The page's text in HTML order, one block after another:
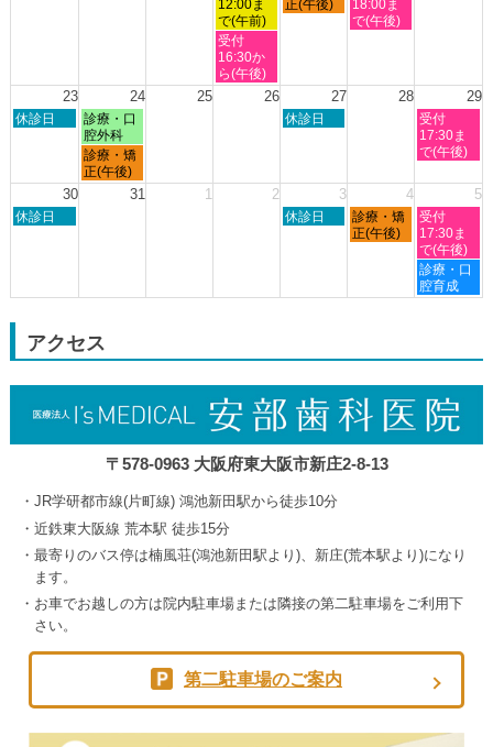
12th
2026
13th
14th
2026
2026
日,
8
月
19th
2026
12:00ま
で(午前)
2026
正(午後)
日,
2026
18:00ま
で(午後)
2026
水
曜
日,
8
受付
16:30か
ら(午後)
23 24 25 26 27 28 29
日
月
2026
休診日
月
曜
日,
8
月
診療・口
腔外科
木
月
2026
休診日
土
曜
日,
月
2026
受付
17:30ま
で(午後)
月
曜
日,
診療・矯
正(午後)
30 31 1 2 3 4 5
日
30th
休診日
木
3rd
休診日
金
曜
4th
診療・矯
正(午後)
土
曜
日,
9
月
5th
受付
17:30ま
で(午後)
土
曜
日,
診療・口
腔育成
アクセス
〒578-0963 大阪府東大阪市新庄2-8-13
JR学研都市線(片町線) 鴻池新田駅から徒歩10分
近鉄東大阪線 荒本駅 徒歩15分
最寄りのバス停は楠風荘(鴻池新田駅より)、新庄(荒本駅より)になり
ます。
お車でお越しの方は院内駐車場または隣接の第二駐車場をご利用下
さい。
第二駐車場のご案内